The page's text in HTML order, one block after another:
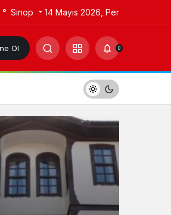
Sinop 14 Mayıs 2026, Per
Ol 0